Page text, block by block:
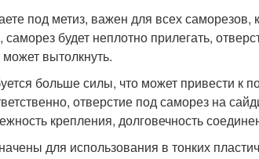
под метиз, важен для всех
будет неплотно прилегать,
вытолкнуть.
больше силы, что может привести к
отверстие под саморез на
крепления, долговечность
для использования в тонких